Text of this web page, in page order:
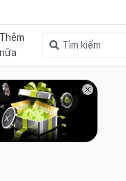
Thêm
nữa
Tìm kiếm